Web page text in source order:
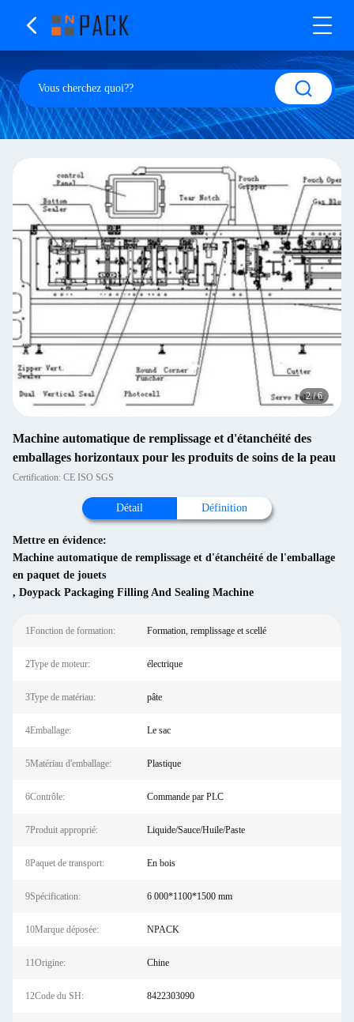
2/6
Machine automatique de remplissage et d'étanchéité des
emballages horizontaux pour les produits de soins de la peau
Certification: CE ISO SGS
Détail Définition
Mettre en évidence:
Machine automatique de remplissage et d'étanchéité de l'emballage
en paquet de jouets
, Doypack Packaging Filling And Sealing Machine
1Fonction de formation: Formation, remplissage et scellé
2Type de moteur: électrique
3Type de matériau: pâte
4Emballage: Le sac
5Matériau d'emballage: Plastique
6Contrôle: Commande par PLC
7Produit approprié: Liquide/Sauce/Huile/Paste
8Paquet de transport: En bois
9Spécification: 6 000*1100*1500 mm
10Marque déposée: NPACK
11Origine: Chine
12Code du SH: 8422303090